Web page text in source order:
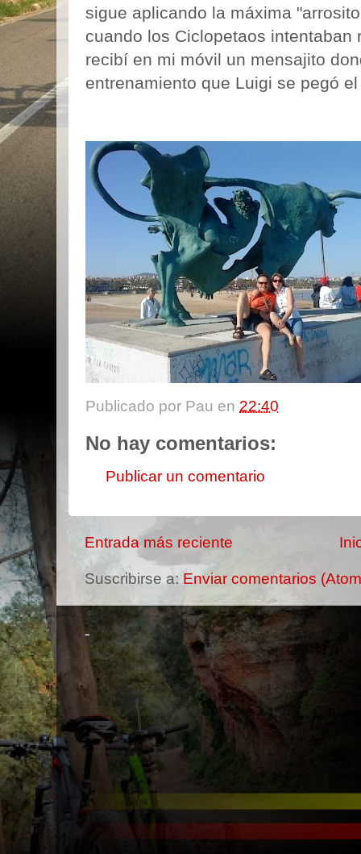
sigue aplicando la máxima
cuando los Ciclopetaos intentaban
recibí en mi móvil un mensajito
entrenamiento que Luigi se pegó
Publicado por Pau en 22:40
No hay comentarios:
Publicar un comentario
Entrada más reciente
Suscribirse a: Enviar comentarios
-